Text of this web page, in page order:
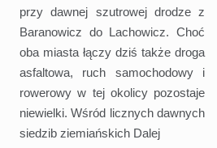
przy dawnej szutrowej drodze z
Baranowicz do Lachowicz. Choć
oba miasta łączy dziś także droga
asfaltowa, ruch samochodowy i
rowerowy w tej okolicy pozostaje
niewielki. Wśród licznych dawnych
siedzib ziemiańskich Dalej